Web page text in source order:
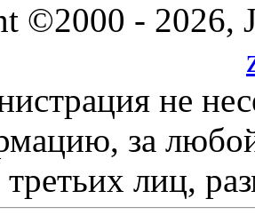
©2000 - 2026,
не
за любой
третьих лиц,